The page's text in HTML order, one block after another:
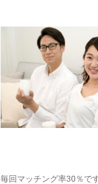
毎回マッチング率30％